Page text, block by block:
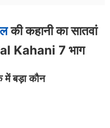
की कहानी का सातवां
Kahani 7 भाग
बड़ा कौन